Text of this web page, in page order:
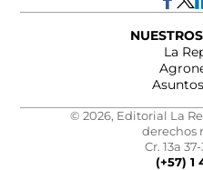
La
© 2026, Editorial La
derechos
Cr. 13a
(+57) 1